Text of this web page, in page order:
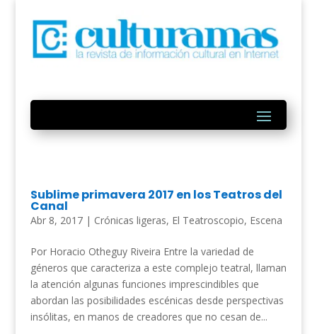
Sublime primavera 2017 en los Teatros del
Canal
Abr 8, 2017| Crónicas ligeras, El Teatroscopio, Escena
Por Horacio Otheguy Riveira Entre la variedad de
géneros que caracteriza a este complejo teatral, llaman
la atención algunas funciones imprescindibles que
abordan las posibilidades escénicas desde perspectivas
insólitas, en manos de creadores que no cesan de...